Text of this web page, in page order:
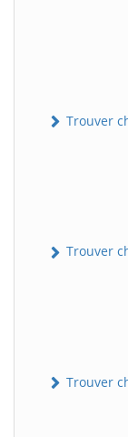
Trouver
Trouver
Trouver